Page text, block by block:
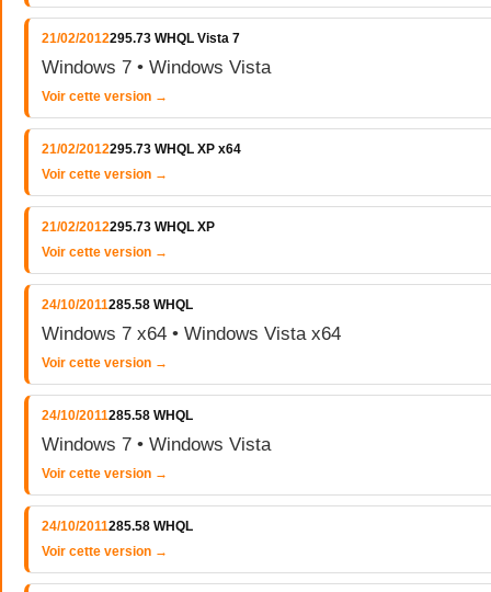
21/02/2012295.73 WHQL Vista 7
Windows 7 • Windows Vista
Voir cette version →
21/02/2012295.73 WHQL XP x64
Voir cette version →
21/02/2012295.73 WHQL XP
Voir cette version →
24/10/2011285.58 WHQL
Windows 7 x64 • Windows Vista x64
Voir cette version →
24/10/2011285.58 WHQL
Windows 7 • Windows Vista
Voir cette version →
24/10/2011285.58 WHQL
Voir cette version →